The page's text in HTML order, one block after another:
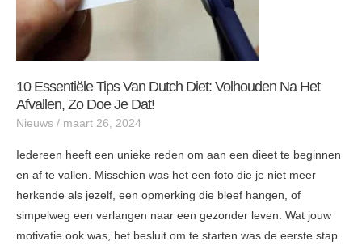
10 Essentiële Tips Van Dutch Diet: Volhouden Na Het
Afvallen, Zo Doe Je Dat!
Nieuws / maart 26, 2024
Iedereen heeft een unieke reden om aan een dieet te beginnen
en af te vallen. Misschien was het een foto die je niet meer
herkende als jezelf, een opmerking die bleef hangen, of
simpelweg een verlangen naar een gezonder leven. Wat jouw
motivatie ook was, het besluit om te starten was de eerste stap
afvallen,
zo
doe
dat!